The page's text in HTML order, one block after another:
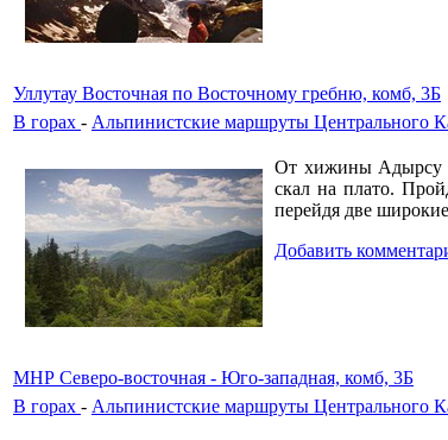
Уллутау Восточная по Восточному гребню, комб, 3Б
В горах - Альпинистские маршруты Центрального
От хижины Адырсу
скал на плато.
перейдя две
Добавить
МНР Северо-восточная - Юго-западная, комб, 3Б
В горах - Альпинистские маршруты Центрального